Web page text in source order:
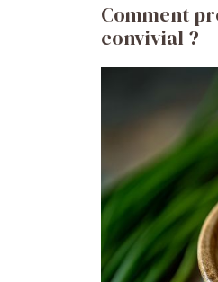
Comment
convivial ?